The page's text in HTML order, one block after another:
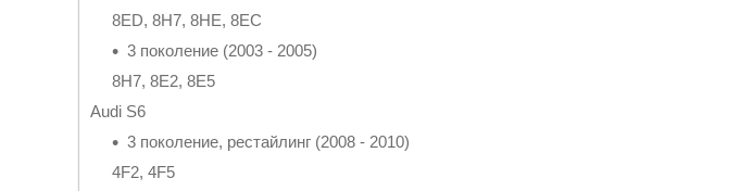
8ED, 8H7, 8HE, 8EC
3 поколение (2003 - 2005)
8H7, 8E2, 8E5
Audi S6
3 поколение, рестайлинг (2008 - 2010)
4F2, 4F5